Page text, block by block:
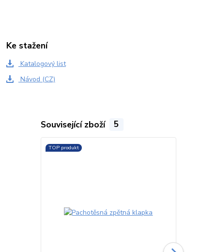
Ke stažení
Katalogový list
Návod (CZ)
Související zboží 5
TOP produkt